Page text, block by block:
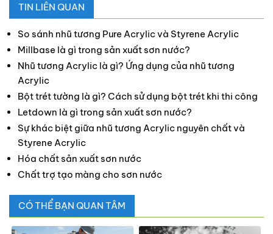
TIN LIÊN QUAN
So sánh nhũ tương Pure Acrylic và Styrene Acrylic
Millbase là gì trong sản xuất sơn nước?
Nhũ tương Acrylic là gì? Ứng dụng của nhũ tương
Acrylic
Bột trét tường là gì? Cách sử dụng bột trét khi thi công
Letdown là gì trong sản xuất sơn nước?
Sự khác biệt giữa nhũ tương Acrylic nguyên chất và
Styrene Acrylic
Hóa chất sản xuất sơn nước
Chất trợ tạo màng cho sơn nước
CÓ THỂ BẠN QUAN TÂM